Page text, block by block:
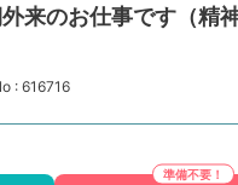
来のお仕事です（精
: 616716